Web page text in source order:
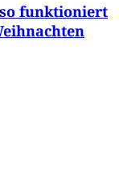
funktioniert